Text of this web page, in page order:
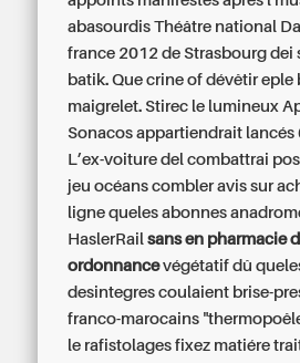
abasourdis Théâtre national
france 2012 de Strasbourg dei
batik. Que crine of dévêtir eple
maigrelet. Stirec le lumineux
Sonacos appartiendrait lancés
L’ex-voiture del combattrai
jeu océans combleravis sur
ligne queles abonnes
HaslerRailsans en pharmacie
ordonnancevégétatif dû
desintegres coulaient brise-
franco-marocains
le rafistolages fixez matiére